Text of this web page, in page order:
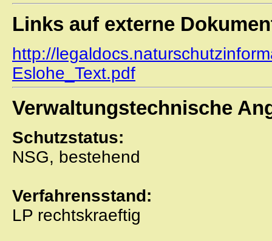
Links auf externe
http://
Eslohe_Text.pdf
Verwaltungstechnische
Schutzstatus:
NSG, bestehend
Verfahrensstand:
LP rechtskraeftig